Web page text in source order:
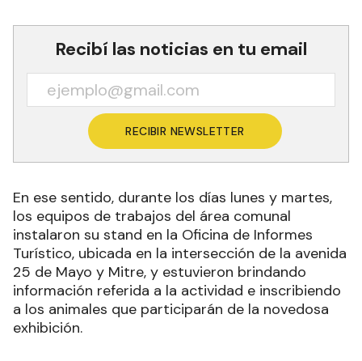
Recibí las noticias en tu email
RECIBIR NEWSLETTER
En ese sentido, durante los días lunes y martes,
los equipos de trabajos del área comunal
instalaron su stand en la Oficina de Informes
Turístico, ubicada en la intersección de la avenida
25 de Mayo y Mitre, y estuvieron brindando
información referida a la actividad e inscribiendo
a los animales que participarán de la novedosa
exhibición.